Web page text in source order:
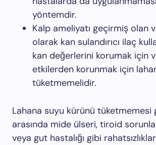
yöntemdir.
Kalp ameliyatı geçirmiş olan
olarak kan sulandırıcı ilaç
kan değerlerini korumak için
etkilerden korunmak için
tüketmemelidir.
Lahana suyu kürünü tüketmemesi
arasında mide ülseri, tiroid
veya gut hastalığı gibi